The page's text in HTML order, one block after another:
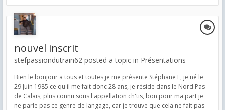
nouvel inscrit
stefpassiondutrain62 posted a topic in Présentations
Bien le bonjour a tous et toutes je me présente Stéphane L, je né le
29 Juin 1985 ce qu'il me fait donc 28 ans, je réside dans le Nord Pas
de Calais, plus connu sous l'appellation ch'tis, bon pour ma part je
ne parle pas ce genre de langage, car je trouve que cela ne fait pas